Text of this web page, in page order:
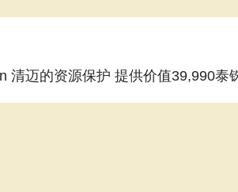
清迈的资源保护 提供价值39,990泰